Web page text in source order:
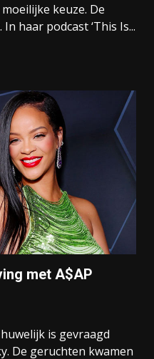
keuze. De
haar podcast ‘This Is...
met A$AP
is gevraagd
De geruchten kwamen